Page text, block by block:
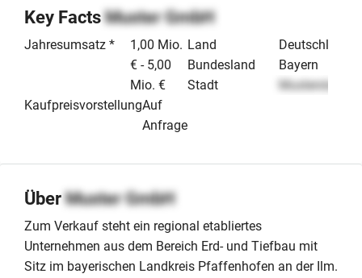
Key FactsMuster GmbH
Jahresumsatz *
1,00 Mio.
€ - 5,00
Mio. €
KaufpreisvorstellungAuf
Anfrage
Land
Deutschland
Bundesland
Bayern
Stadt
Musterstadt
ÜberMuster GmbH
Zum Verkauf steht ein regional etabliertes
Unternehmen aus dem Bereich Erd- und Tiefbau mit
Sitz im bayerischen Landkreis Pfaffenhofen an der Ilm.